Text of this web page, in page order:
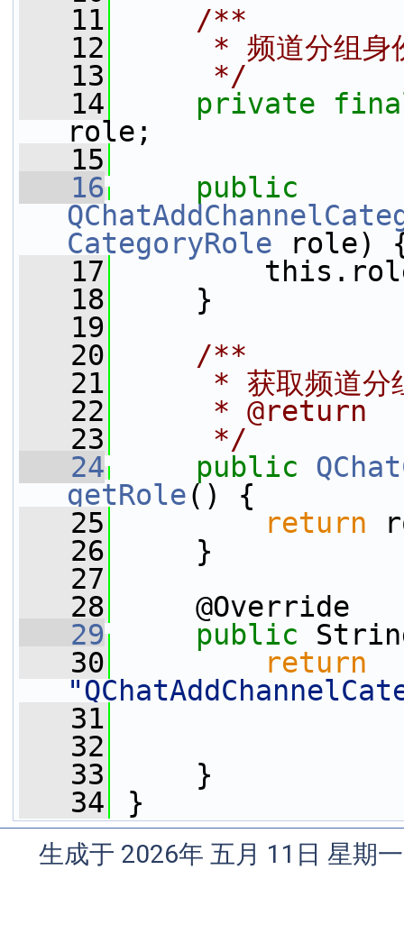
   11
    /**
   12
* 频道分组身
   13
     */
   14
private
role;
   15
   16
public
CategoryRole role)
   17
this.role
   18
}
   19
   20
    /**
   21
* 获取频道分
   22
     * @return
   23
     */
   24
public
getRole() {
   25
return
   26
}
   27
   28
@Override
   29
public
   30
return
   31
   32
   33
}
   34
}
生成于 2026年 五月 11日 星期